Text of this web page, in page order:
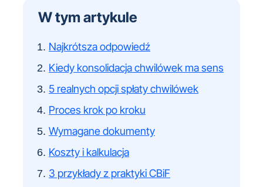
W tym artykule
Najkrótsza odpowiedź
Kiedy konsolidacja chwilówek ma sens
5 realnych opcji spłaty chwilówek
Proces krok po kroku
Wymagane dokumenty
Koszty i kalkulacja
3 przykłady z praktyki CBiF